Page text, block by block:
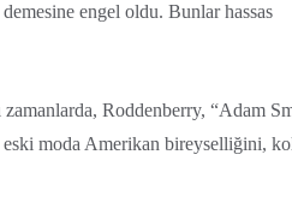
engel oldu. Bunlar hassas
zamanlarda, Roddenberry, “Adam
moda Amerikan bireyselliğini,